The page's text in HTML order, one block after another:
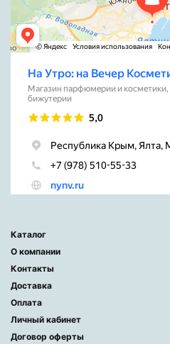
Каталог
О компании
Контакты
Доставка
Оплата
Личный кабинет
Договор оферты